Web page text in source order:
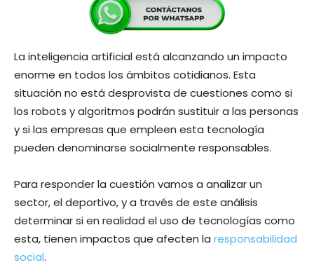
La inteligencia artificial está alcanzando un impacto
enorme en todos los ámbitos cotidianos. Esta
situación no está desprovista de cuestiones como si
los robots y algoritmos podrán sustituir a las personas
y si las empresas que empleen esta tecnología
pueden denominarse socialmente responsables.
Para responder la cuestión vamos a analizar un
sector, el deportivo, y a través de este análisis
determinar si en realidad el uso de tecnologías como
esta, tienen impactos que afecten la responsabilidad
social.